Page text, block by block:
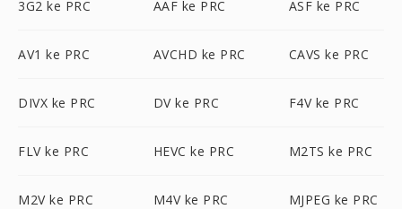
3G2 ke PRC AAF ke PRC ASF ke PRC
AV1 ke PRC AVCHD ke PRC CAVS ke PRC
DIVX ke PRC DV ke PRC F4V ke PRC
FLV ke PRC HEVC ke PRC M2TS ke PRC
M2V ke PRC M4V ke PRC MJPEG ke PRC